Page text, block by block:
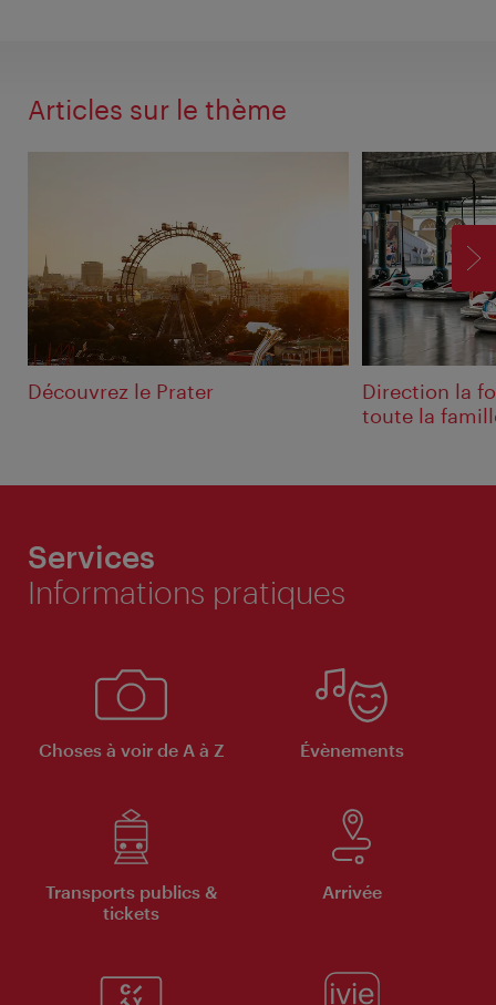
Articles sur le thème
Découvrez le Prater
Direction la
toute la
Services
Informations pratiques
Choses à voir de A à Z Évènements
Transports publics &
tickets
Arrivée